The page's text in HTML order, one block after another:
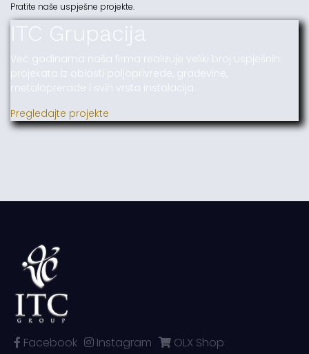
Pratite naše uspješne projekte.
ITC Grupacija
Već godinama naša firma realizuje veliki broj uspješnih
projekata iz oblasti poljoprivrede, građevine,
metaloprerade i svih vrsta instalacija.
Pregledajte projekte
Facebook Instagram
OLX Shop